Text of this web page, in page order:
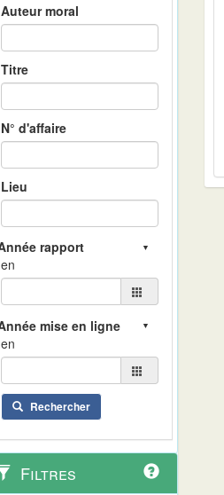
Auteur moral
Titre
N° d'affaire
Lieu
en
en
Rechercher
Filtres